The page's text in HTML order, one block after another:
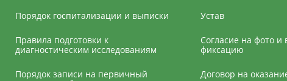
Порядок госпитализации и выписки
Правила подготовки к
диагностическим исследованиям
Порядок записи на первичный
Устав
Согласие на фото и
фиксацию
Договор на